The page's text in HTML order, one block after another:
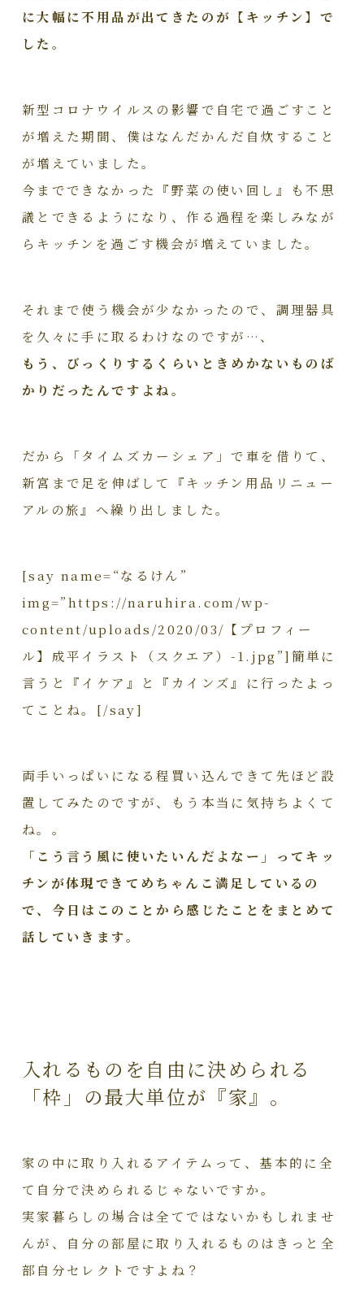
に大幅に不用品が出てきたのが【キッチン】で
した。
新型コロナウイルスの影響で自宅で過ごすこと
が増えた期間、僕はなんだかんだ自炊すること
が増えていました。
今までできなかった『野菜の使い回し』も不思
議とできるようになり、作る過程を楽しみなが
らキッチンを過ごす機会が増えていました。
それまで使う機会が少なかったので、調理器具
を久々に手に取るわけなのですが…、
もう、びっくりするくらいときめかないものば
かりだったんですよね。
だから「タイムズカーシェア」で車を借りて、
新宮まで足を伸ばして『キッチン用品リニュー
アルの旅』へ繰り出しました。
[say name=“なるけん”
img=”https://naruhira.com/wp-
content/uploads/2020/03/【プロフィー
ル】成平イラスト（スクエア）-1.jpg”]簡単に
言うと『イケア』と『カインズ』に行ったよっ
てことね。[/say]
両手いっぱいになる程買い込んできて先ほど設
置してみたのですが、もう本当に気持ちよくて
ね。。
「こう言う風に使いたいんだよなー」ってキッ
チンが体現できてめちゃんこ満足しているの
で、今日はこのことから感じたことをまとめて
話していきます。
入れるものを自由に決められる
「枠」の最大単位が『家』。
家の中に取り入れるアイテムって、基本的に全
て自分で決められるじゃないですか。
実家暮らしの場合は全てではないかもしれませ
んが、自分の部屋に取り入れるものはきっと全
部自分セレクトですよね？